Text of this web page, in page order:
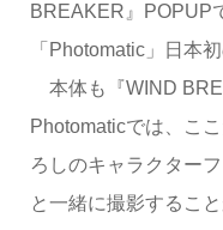
BREAKER』POPUP
「Photomatic」日本
本体も『WIND
Photomaticでは、こ
ろしのキャラクター
と一緒に撮影すること